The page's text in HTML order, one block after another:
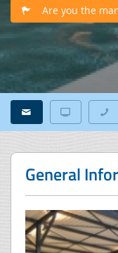
Are you the
General